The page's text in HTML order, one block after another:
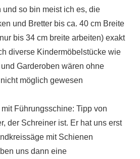
so bin meist ich es, die
und Bretter bis ca. 40 cm Breite
bis 34 cm breite arbeiten) exakt
diverse Kindermöbelstücke wie
Garderoben wären ohne
möglich gewesen
Führungsschine: Tipp von
der Schreiner ist. Er hat uns erst
mit Schienen
uns dann eine